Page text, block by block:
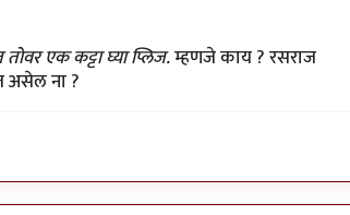
तोवर एक कट्टा घ्या प्लिज.म्हणजे काय ? रसराज
असेल ना ?